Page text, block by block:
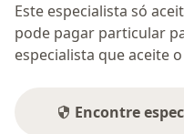
Este especialista só
pode pagar particular
especialista que aceite
Encontre